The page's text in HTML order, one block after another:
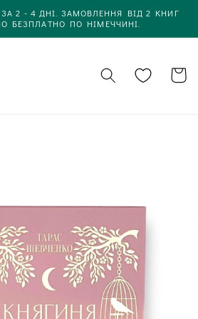
2 - 4 ДНІ. ЗАМОВЛЕННЯ ВІД 2 КНИГ
БЕЗПЛАТНО ПО НІМЕЧЧИНІ.
Кошик